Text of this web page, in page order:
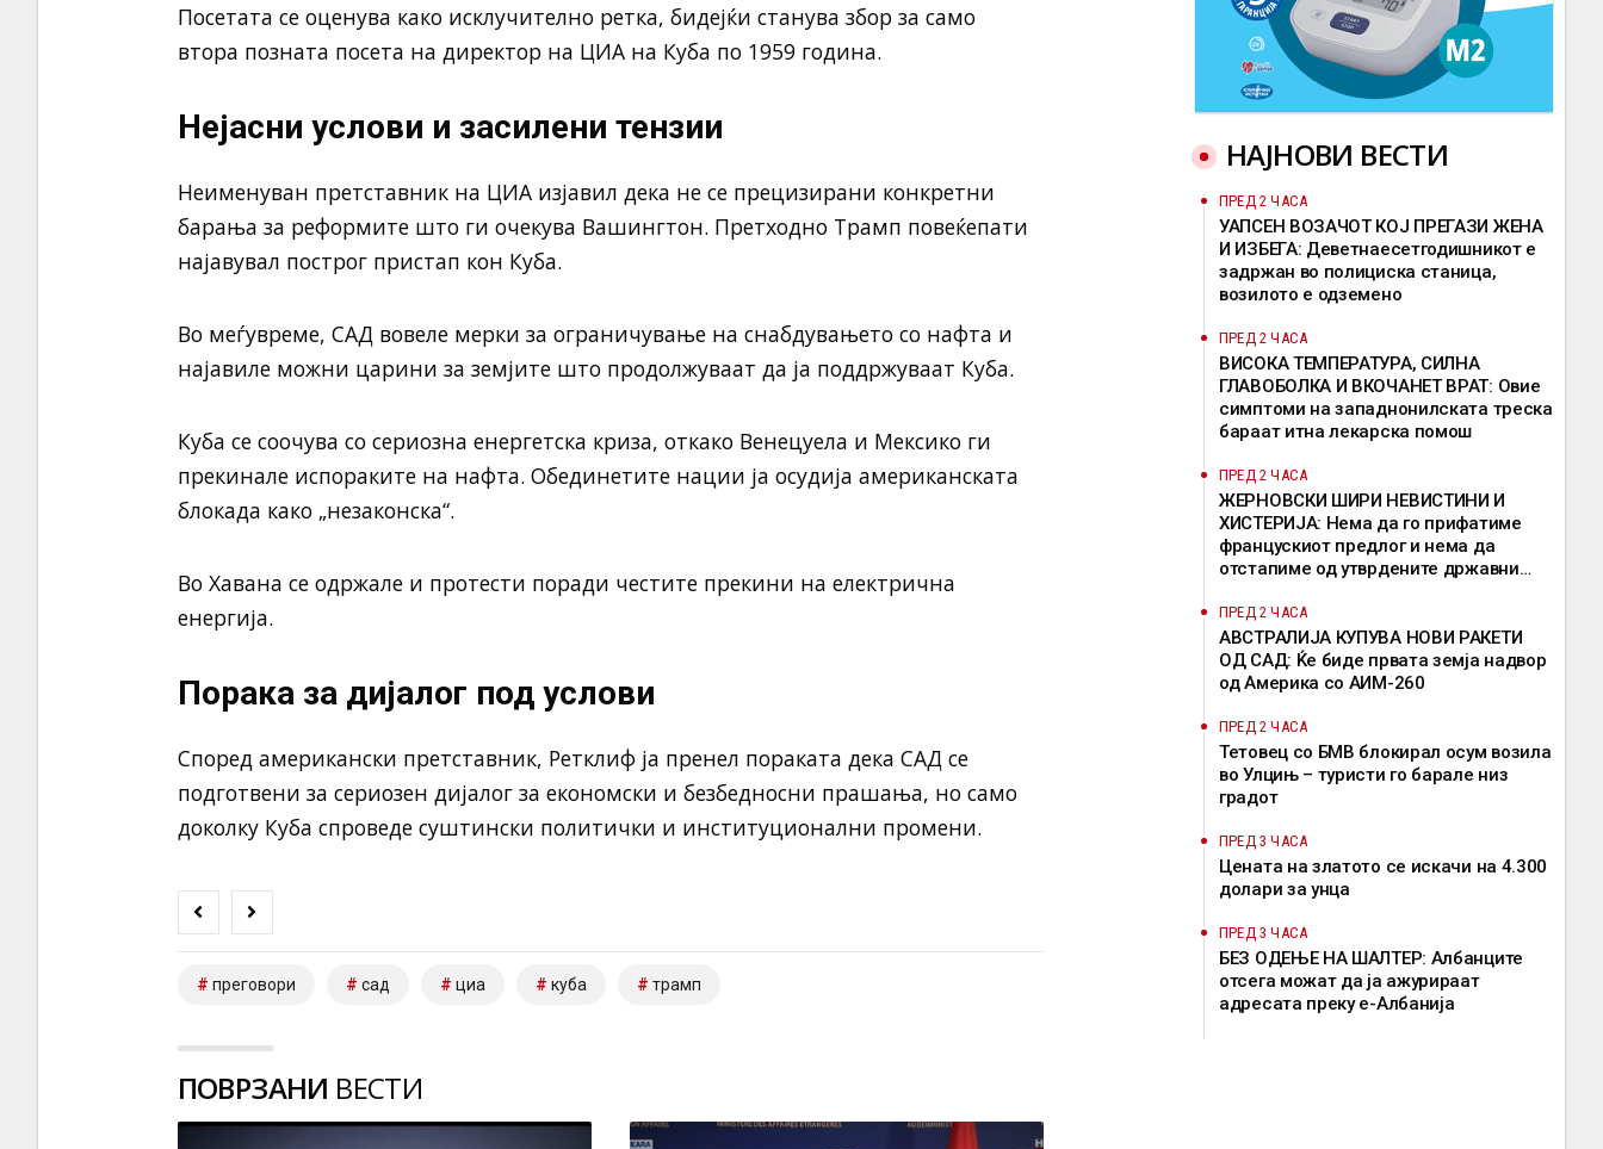
Посетата се оценува како исклучително ретка, бидејќи станува збор за само
втора позната посета на директор на ЦИА на Куба по 1959 година.
Нејасни услови и засилени тензии
Неименуван претставник на ЦИА изјавил дека не се прецизирани конкретни
барања за реформите што ги очекува Вашингтон. Претходно Трамп повеќепати
најавувал построг пристап кон Куба.
Во меѓувреме, САД вовеле мерки за ограничување на снабдувањето со нафта и
најавиле можни царини за земјите што продолжуваат да ја поддржуваат Куба.
Куба се соочува со сериозна енергетска криза, откако Венецуела и Мексико ги
прекинале испораките на нафта. Обединетите нации ја осудија американската
блокада како „незаконска“.
Во Хавана се одржале и протести поради честите прекини на електрична
енергија.
Порака за дијалог под услови
Според американски претставник, Ретклиф ја пренел пораката дека САД се
подготвени за сериозен дијалог за економски и безбедносни прашања, но само
доколку Куба спроведе суштински политички и институционални промени.
преговори сад циа куба трамп
ПОВРЗАНИ ВЕСТИ
НАЈНОВИ ВЕСТИ
ПРЕД 2 ЧАСА
УАПСЕН ВОЗАЧОТ КОЈ ПРЕГАЗИ ЖЕНА
И ИЗБЕГА: Деветнаесетгодишникот е
задржан во полициска станица,
возилото е одземено
ПРЕД 2 ЧАСА
ВИСОКА ТЕМПЕРАТУРА, СИЛНА
ГЛАВОБОЛКА И ВКОЧАНЕТ ВРАТ: Овие
симптоми на западнонилската треска
бараат итна лекарска помош
ПРЕД 2 ЧАСА
ЖЕРНОВСКИ ШИРИ НЕВИСТИНИ И
ХИСТЕРИЈА: Нема да го прифатиме
францускиот предлог и нема да
отстапиме од утврдените државни
ПРЕД 2 ЧАСА
АВСТРАЛИЈА КУПУВА НОВИ РАКЕТИ
ОД САД: Ќе биде првата земја надвор
од Америка со АИМ-260
ПРЕД 2 ЧАСА
Тетовец со БМВ блокирал осум возила
во Улцињ – туристи го барале низ
градот
ПРЕД 3 ЧАСА
Цената на златото се искачи на 4.300
долари за унца
ПРЕД 3 ЧАСА
БЕЗ ОДЕЊЕ НА ШАЛТЕР: Албанците
отсега можат да ја ажурираат
адресата преку е-Албанија